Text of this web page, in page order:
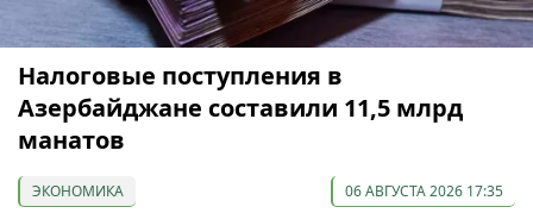
Налоговые поступления в
Азербайджане составили 11,5 млрд
манатов
ЭКОНОМИКА 06 АВГУСТА 2026 17:35